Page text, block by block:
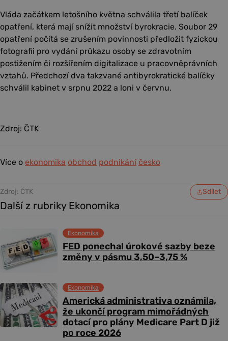
Vláda začátkem letošního května schválila třetí balíček
opatření, která mají snížit množství byrokracie. Soubor 29
opatření počítá se zrušením povinnosti předložit fyzickou
fotografii pro vydání průkazu osoby se zdravotním
postižením či rozšířením digitalizace u pracovněprávních
vztahů. Předchozí dva takzvané antibyrokratické balíčky
schválil kabinet v srpnu 2022 a loni v červnu.
Zdroj: ČTK
Více o ekonomika obchod podnikání česko
Zdroj: ČTK Sdílet
Další z rubriky Ekonomika
FED ponechal úrokové sazby beze
změny v pásmu 3,50–3,75 %
Ekonomika
Americká administrativa oznámila,
že ukončí program mimořádných
dotací pro plány Medicare Part D již
po roce 2026
Ekonomika